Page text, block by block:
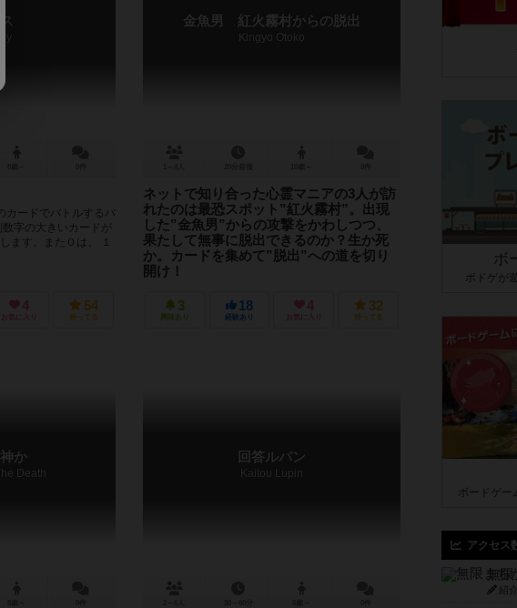
カードでバトルするバ
数字の大きいカードが
ます。また０は、 １
4
お気に入り
54
持ってる
金魚男 紅火霧村からの脱出
Kingyo Otoko
ネットで知り合った心霊マニアの3人が訪
れたのは最恐スポット”紅火霧村”。出現
した”金魚男”からの攻撃をかわしつつ、
果たして無事に脱出できるのか？生か死
か。カードを集めて”脱出”への道を切り
開け！
たのは最恐スポット”紅火霧村”。 出現した”金魚男”か
らの攻撃をかわしつつ、果たして無事に脱出できる
3
興味あり
18
経験あり
4
お気に入り
32
持ってる
か
Death
回答ルパン
Kaitou Lupin
ボ
ボドゲが
ボードゲー
アクセス
無限
紹